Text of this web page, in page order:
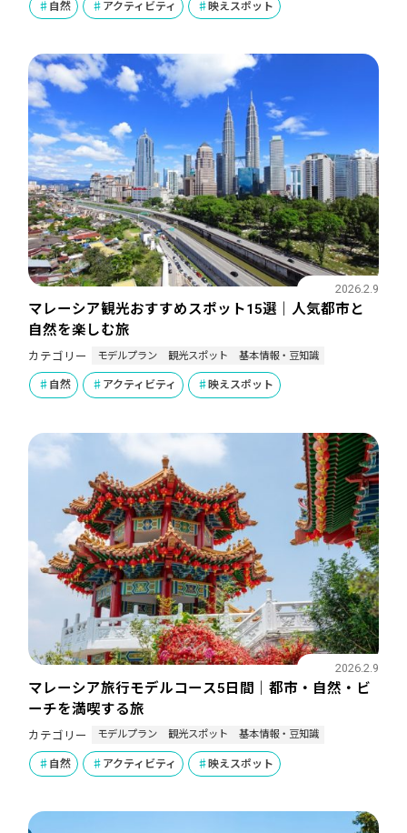
自然 アクティビティ 映えスポット
マレーシア観光おすすめスポット15選｜人気都市と
自然を楽しむ旅
2026.2.9
カテゴリー モデルプラン 観光スポット 基本情報・豆知識
自然 アクティビティ 映えスポット
マレーシア旅行モデルコース5日間｜都市・自然・ビ
ーチを満喫する旅
2026.2.9
カテゴリー モデルプラン 観光スポット 基本情報・豆知識
自然 アクティビティ 映えスポット